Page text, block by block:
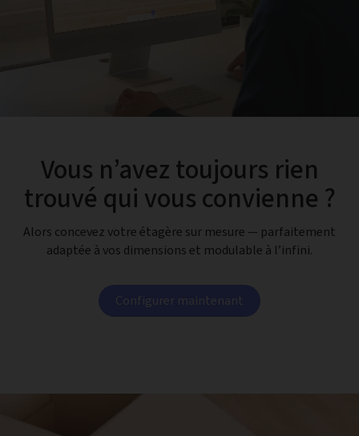
Vous n’avez toujours rien
trouvé qui vous convienne ?
Alors concevez votre étagère sur mesure — parfaitement
adaptée à vos dimensions et modulable à l’infini.
Configurer maintenant